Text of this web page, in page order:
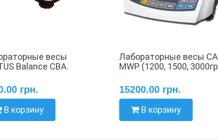
весы
Balance CBA.
грн.
В корзину
Лабораторные весы
MWP (1200, 1500,
15200.00 грн.
В корзину